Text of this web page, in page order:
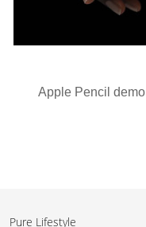
Apple Pencil demo
Pure Lifestyle